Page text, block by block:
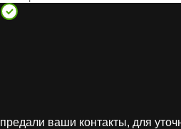
предали ваши контакты, для